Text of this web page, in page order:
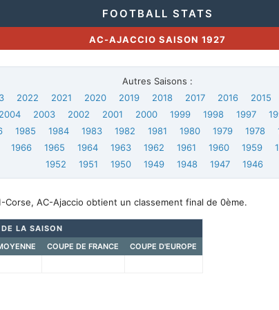
FOOTBALL STATS
AC-AJACCIO SAISON 1927
Autres Saisons :
2022 2021 2020 2019 2018 2017 2016 2015
2004 2003 2002 2001 2000 1999 1998 1997
1985 1984 1983 1982 1981 1980 1979 1978
1966 1965 1964 1963 1962 1961 1960 1959
1952
1951 1950 1949 1948 1947 1946
Corse, AC-Ajaccio obtient un classement final de 0ème.
LA SAISON
COUPE DE FRANCE COUPE D'EUROPE